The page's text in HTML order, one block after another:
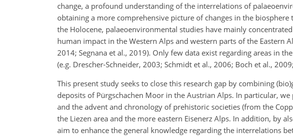
change, a profound understanding of the interrelations of
obtaining a more comprehensive picture of changes in the
the Holocene, palaeoenvironmental studies have mainly
human impact in the Western Alps and western parts of the Eastern
2014; Segnana et al., 2019). Only few data exist regarding areas in
(e.g. Drescher-Schneider, 2003; Schmidt et al., 2006; Boch et al.,
This present study seeks to close this research gap by combining
deposits of Pürgschachen Moor in the Austrian Alps. In particular,
and the advent and chronology of prehistoric societies (from the
the Liezen area and the more eastern Eisenerz Alps. In addition, by
aim to enhance the general knowledge regarding the interrelations